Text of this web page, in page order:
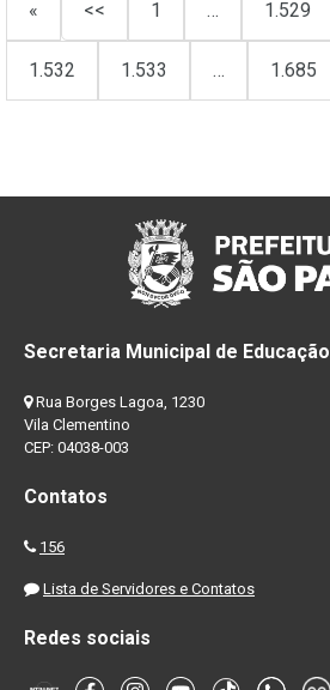
« << 1 … 1.529
1.532 1.533 … 1.685
Secretaria Municipal de Educação
Rua Borges Lagoa, 1230
Vila Clementino
CEP: 04038-003
Contatos
156
Lista de Servidores e Contatos
Redes sociais